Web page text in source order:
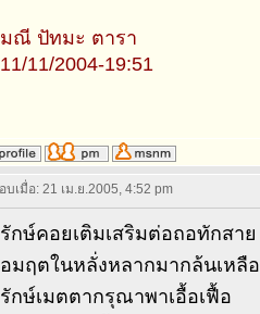
มณี ปัทมะ ตารา
11/11/2004-19:51
บเมื่อ: 21 เม.ย.2005, 4:52 pm
รักษ์คอยเติมเสริมต่อถอทักสาย
อมฤตในหลั่งหลากมากล้นเหลือ
รักษ์เมตตากรุณาพาเอื้อเฟื้อ